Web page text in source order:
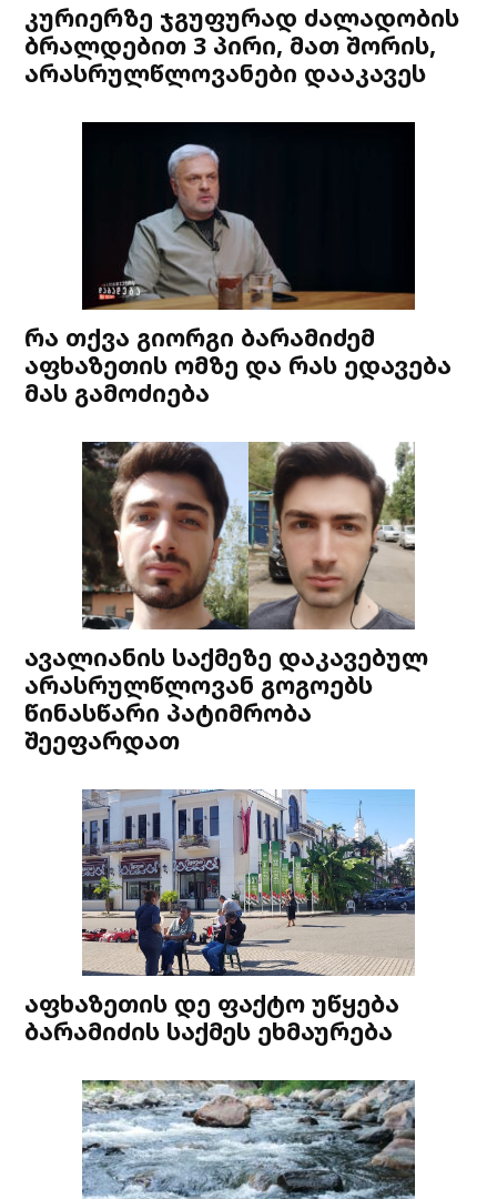
კურიერზე ჯგუფურად ძალადობის
ბრალდებით 3 პირი, მათ შორის,
არასრულწლოვანები დააკავეს
რა თქვა გიორგი ბარამიძემ
აფხაზეთის ომზე და რას ედავება
მას გამოძიება
ავალიანის საქმეზე დაკავებულ
არასრულწლოვან გოგოებს
წინასწარი პატიმრობა
შეეფარდათ
აფხაზეთის დე ფაქტო უწყება
ბარამიძის საქმეს ეხმაურება